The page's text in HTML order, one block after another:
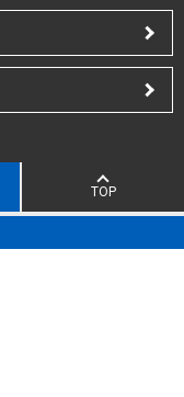
TOP